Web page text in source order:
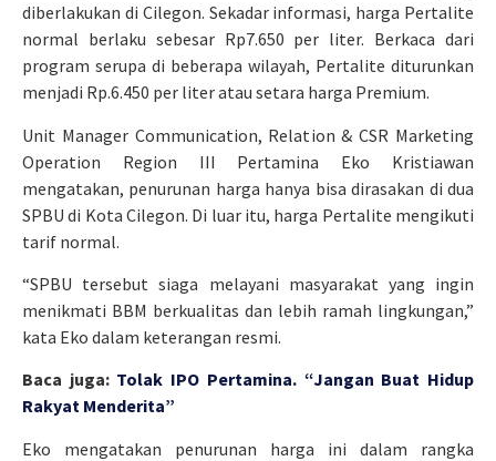
diberlakukan di Cilegon. Sekadar informasi, harga Pertalite
normal berlaku sebesar Rp7.650 per liter. Berkaca dari
program serupa di beberapa wilayah, Pertalite diturunkan
menjadi Rp.6.450 per liter atau setara harga Premium.
Unit Manager Communication, Relation & CSR Marketing
Operation Region III Pertamina Eko Kristiawan
mengatakan, penurunan harga hanya bisa dirasakan di dua
SPBU di Kota Cilegon. Di luar itu, harga Pertalite mengikuti
tarif normal.
“SPBU tersebut siaga melayani masyarakat yang ingin
menikmati BBM berkualitas dan lebih ramah lingkungan,”
kata Eko dalam keterangan resmi.
Baca juga: Tolak IPO Pertamina. “Jangan Buat Hidup
Rakyat Menderita”
Eko mengatakan penurunan harga ini dalam rangka